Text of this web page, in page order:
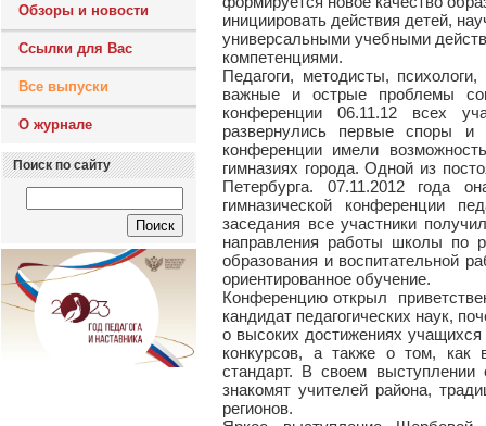
Обзоры и новости
Ссылки для Вас
Все выпуски
О журнале
Поиск по сайту
инициировать действия детей,
универсальными учебными
компетенциями.
Педагоги, методисты,
важные и острые проблемы
конференции 06.11.12 всех
развернулись первые споры
конференции имели
гимназиях города. Одной из
Петербурга. 07.11.2012 года
гимназической конференции
заседания все участники
направления работы школы по
образования и воспитательной
ориентированное обучение.
Конференцию открыл
кандидат педагогических наук,
о высоких достижениях
конкурсов, а также о том, как
стандарт. В своем выступлении
знакомят учителей района,
регионов.